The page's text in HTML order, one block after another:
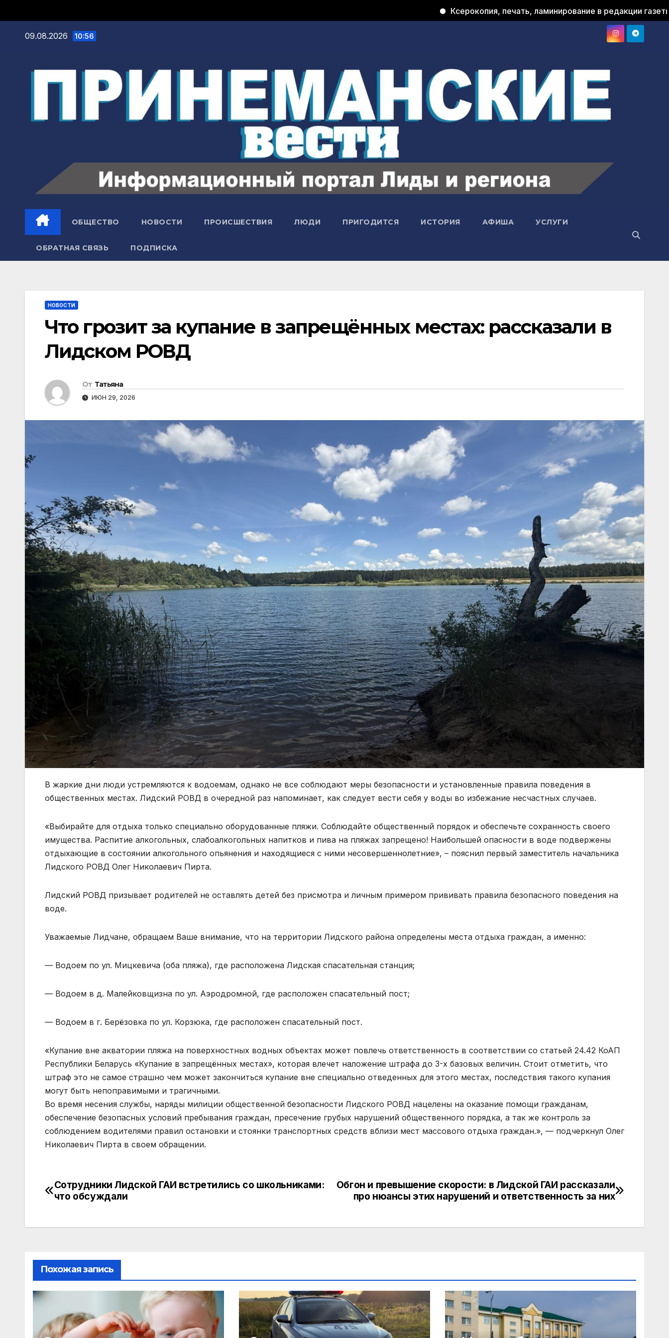
Ксерокопия, печать, ламинирование в редакции газеты
09.08.2026 10:56
ОБЩЕСТВО НОВОСТИ ПРОИСШЕСТВИЯ ЛЮДИ ПРИГОДИТСЯ ИСТОРИЯ АФИША УСЛУГИ
ОБРАТНАЯ СВЯЗЬ ПОДПИСКА
НОВОСТИ
Что грозит за купание в запрещённых местах: рассказали в
Лидском РОВД
От Татьяна
ИЮН 29, 2026
В жаркие дни люди устремляются к водоемам, однако не все соблюдают меры безопасности и установленные правила поведения в
общественных местах. Лидский РОВД в очередной раз напоминает, как следует вести себя у воды во избежание несчастных случаев.
«Выбирайте для отдыха только специально оборудованные пляжи. Соблюдайте общественный порядок и обеспечьте сохранность своего
имущества. Распитие алкогольных, слабоалкогольных напитков и пива на пляжах запрещено! Наибольшей опасности в воде подвержены
отдыхающие в состоянии алкогольного опьянения и находящиеся с ними несовершеннолетние», – пояснил первый заместитель начальника
Лидского РОВД Олег Николаевич Пирта.
Лидский РОВД призывает родителей не оставлять детей без присмотра и личным примером прививать правила безопасного поведения на
воде.
Уважаемые Лидчане, обращаем Ваше внимание, что на территории Лидского района определены места отдыха граждан, а именно:
— Водоем по ул. Мицкевича (оба пляжа), где расположена Лидская спасательная станция;
— Водоем в д. Малейковщизна по ул. Аэродромной, где расположен спасательный пост;
— Водоем в г. Берёзовка по ул. Корзюка, где расположен спасательный пост.
«Купание вне акватории пляжа на поверхностных водных объектах может повлечь ответственность в соответствии со статьей 24.42 КоАП
Республики Беларусь «Купание в запрещённых местах», которая влечет наложение штрафа до 3-х базовых величин. Стоит отметить, что
штраф это не самое страшно чем может закончиться купание вне специально отведенных для этого местах, последствия такого купания
могут быть непоправимыми и трагичными.
Во время несения службы, наряды милиции общественной безопасности Лидского РОВД нацелены на оказание помощи гражданам,
обеспечение безопасных условий пребывания граждан, пресечение грубых нарушений общественного порядка, а так же контроль за
соблюдением водителями правил остановки и стоянки транспортных средств вблизи мест массового отдыха граждан.», — подчеркнул Олег
Николаевич Пирта в своем обращении.
Обгон и превышение скорости: в Лидской ГАИ рассказали
про нюансы этих нарушений и ответственность за них
Сотрудники Лидской ГАИ встретились со школьниками:
что обсуждали
Похожая запись